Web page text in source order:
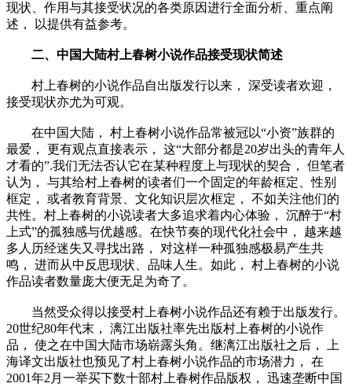
现状、作用与其接受状况的各类原因进行全面分析、重点阐
述， 以提供有益参考。
二、中国大陆村上春树小说作品接受现状简述
村上春树的小说作品自出版发行以来， 深受读者欢迎，
接受现状亦尤为可观。
在中国大陆， 村上春树小说作品常被冠以“小资”族群的
最爱， 更有观点直接表示， 这“大部分都是20岁出头的青年人
才看的”.我们无法否认它在某种程度上与现状的契合， 但笔者
认为， 与其给村上春树的读者们一个固定的年龄框定、性别
框定， 或者教育背景、文化知识层次框定， 不如关注他们的
共性。村上春树的小说读者大多追求着内心体验， 沉醉于“村
上式”的孤独感与优越感。在快节奏的现代化社会中， 越来越
多人历经迷失又寻找出路， 对这样一种孤独感极易产生共
鸣， 进而从中反思现状、品味人生。如此， 村上春树的小说
作品读者数量庞大便无足为奇了。
当然受众得以接受村上春树小说作品还有赖于出版发行。
20世纪80年代末， 漓江出版社率先出版村上春树的小说作
品， 使之在中国大陆市场崭露头角。继漓江出版社之后， 上
海译文出版社也预见了村上春树小说作品的市场潜力， 在
2001年2月一举买下数十部村上春树作品版权， 迅速垄断中国